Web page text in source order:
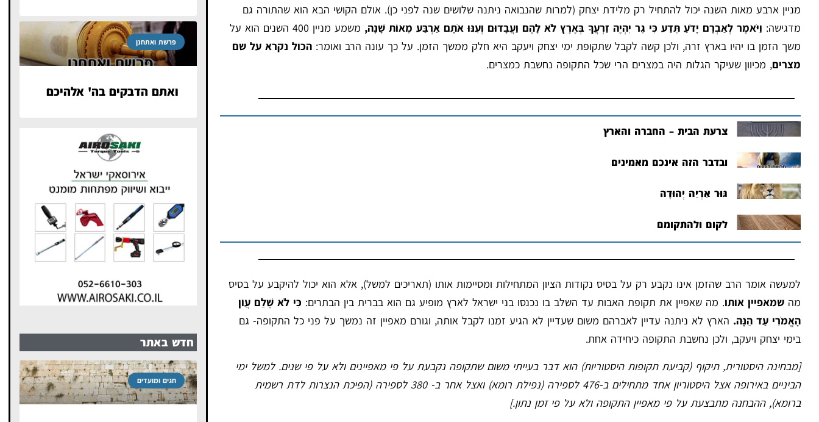
מניין ארבע מאות השנה יכול להתחיל רק מלידת יצחק (למרות שהנבואה ניתנה שלושים שנה לפני כן). אולם הקושי הבא הוא שהתורה גם
מדגישה: וַיֹּאמֶר לְאַבְרָם יָדֹעַ תֵּדַע כִּי גֵר יִהְיֶה זַרְעֲךָ בְּאֶרֶץ לֹא לָהֶם וַעֲבָדוּם וְעִנּוּ אֹתָם אַרְבַּע מֵאוֹת שָׁנָה,
משמע מניין 400 השנים הוא על
משך הזמן בו יהיו בארץ זרה, ולכן קשה לקבל שתקופת ימי יצחק ויעקב היא חלק ממשך הזמן. על כך עונה הרב ואומר: הכול נקרא על שם
מצרים, מכיוון שעיקר הגלות היה במצרים הרי שכל התקופה נחשבת כמצרים.
צרעת הבית – החברה והארץ
ובדבר הזה אינכם מאמינים
גּוּר אַרְיֵה יְהוּדָה
לקום ולהתקומם
למעשה אומר הרב שהזמן אינו נקבע רק על בסיס נקודות הציון המתחילות ומסיימות אותו (תאריכים למשל), אלא הוא יכול להיקבע על בסיס
מה שמאפיין אותו. מה שאפיין את תקופת האבות עד השלב בו נכנסו בני ישראל לארץ מופיע גם הוא בברית בין הבתרים: כִּי לֹא שָׁלֵם עֲוֺן
הָאֱמֹרִי עַד הֵנָּה. הארץ לא ניתנה עדיין לאברהם משום שעדיין לא הגיע זמנו לקבל אותה, וגורם מאפיין זה נמשך על פני כל התקופה- גם
בימי יצחק ויעקב, ולכן נחשבת התקופה כיחידה אחת.
[מבחינה היסטורית, תיקוף (קביעת תקופות היסטוריות) הוא דבר בעייתי משום שתקופה נקבעת על פי מאפיינים ולא על פי שנים. למשל ימי
הביניים באירופה אצל היסטוריון אחד מתחילים ב-476 לספירה (נפילת רומא) ואצל אחר ב- 380 לספירה (הפיכת הנצרות לדת רשמית
ברומא), ההבחנה מתבצעת על פי מאפיין התקופה ולא על פי זמן נתון.]
פרשת ואתחנן
ואתם הדבקים בה' אלהיכם
חדש באתר
חגים ומועדים